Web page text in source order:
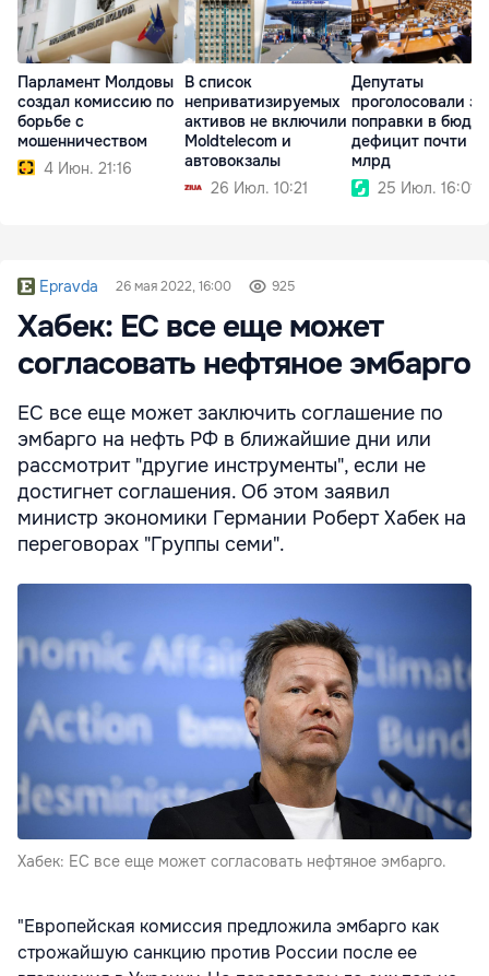
Парламент Молдовы
создал комиссию по
борьбе с
мошенничеством
4 Июн. 21:16
В список
неприватизируемых
активов не включили
Moldtelecom и
автовокзалы
26 Июл. 10:21
Депутаты
проголосовали за
поправки в
дефицит почти $1
млрд
25 Июл. 16:01
Epravda 26 мая 2022, 16:00 925
Хабек: ЕС все еще может
согласовать нефтяное эмбарго
ЕС все еще может заключить соглашение по
эмбарго на нефть РФ в ближайшие дни или
рассмотрит "другие инструменты", если не
достигнет соглашения. Об этом заявил
министр экономики Германии Роберт Хабек на
переговорах "Группы семи".
Хабек: ЕС все еще может согласовать нефтяное эмбарго.
"Европейская комиссия предложила эмбарго как
строжайшую санкцию против России после ее